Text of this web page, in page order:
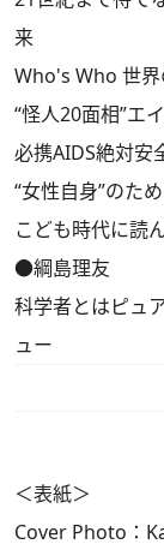
来
Who's Who 世界
“怪人20面相”エ
必携AIDS絶対安
“女性自身”のた
こども時代に読
●綱島理友
科学者とはピュ
ュー
＜表紙＞
Cover Photo：